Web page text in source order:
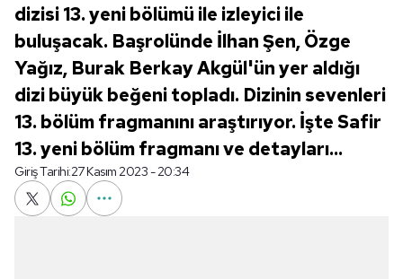
dizisi 13. yeni bölümü ile izleyici ile
buluşacak. Başrolünde İlhan Şen, Özge
Yağız, Burak Berkay Akgül'ün yer aldığı
dizi büyük beğeni topladı. Dizinin sevenleri
13. bölüm fragmanını araştırıyor. İşte Safir
13. yeni bölüm fragmanı ve detayları...
Giriş Tarihi:27 Kasım 2023 - 20:34